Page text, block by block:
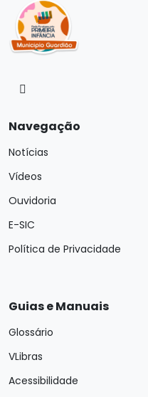
Navegação
Notícias
Vídeos
Ouvidoria
E-SIC
Política de Privacidade
Guias e Manuais
Glossário
VLibras
Acessibilidade